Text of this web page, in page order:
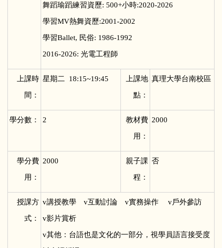
舞蹈瑜蹈練習資歷: 500+小時:2020-2026
學習MV熱舞資歷:2001-2002
學習Ballet, 民俗: 1986-1992
2016-2026: 光電工程師
上課時
間：
星期二 18:15~19:45 上課地
點：
真理大學台南校區
學分數： 2 教材費
用：
2000
學分費
用：
2000 親子課
程：
否
授課方
式：
v講授教學 v互動討論 v實務操作 v戶外參訪
v影片賞析
v其他：台語也是文化的一部分，視學員語言接受度